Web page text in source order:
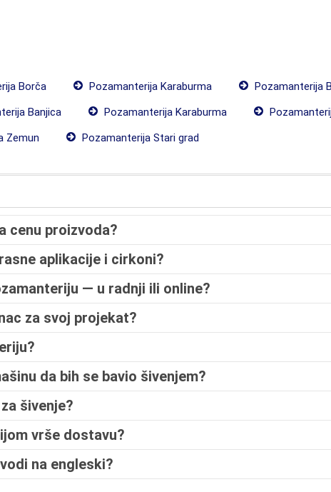
Borča Pozamanterija Karaburma
Pozamanterija
Banjica Pozamanterija Karaburma
Zemun Pozamanterija Stari grad
cenu proizvoda?
aplikacije i cirkoni?
— u radnji ili online?
za svoj projekat?
da bih se bavio šivenjem?
šivenje?
vrše dostavu?
na engleski?